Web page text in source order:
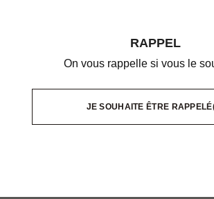
RAPPEL
On vous rappelle si vous le
JE SOUHAITE ÊTRE